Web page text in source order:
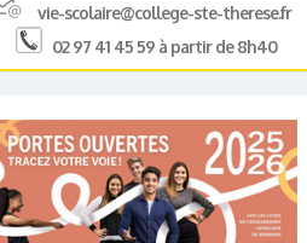
vie-scolaire@college-ste-therese.fr
02 97 41 45 59 à partir de 8h40